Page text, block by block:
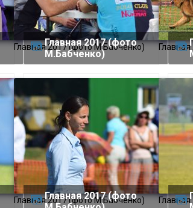
Главная 2017 (фото М.Бабченко)
Главная 2017 (фото
М.Бабченко)
Главная 2017 (фото
Главная 2017 (фото М.Бабченко)
Главная 2017 (фото
Главная 2017 (фото